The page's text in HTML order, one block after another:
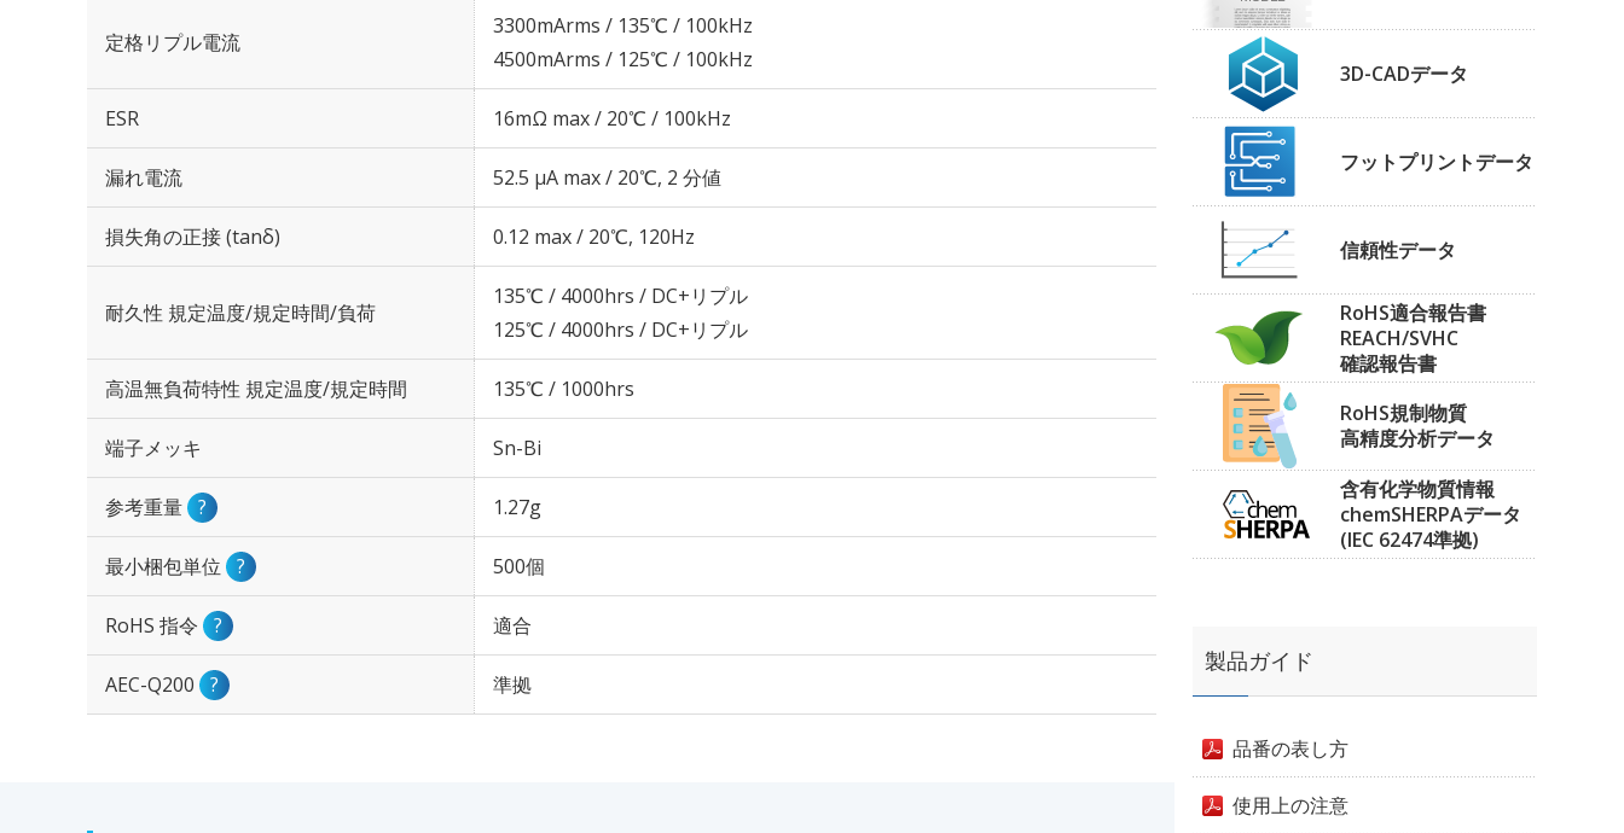
定格リプル電流
3300mArms / 135℃ / 100kHz
4500mArms / 125℃ / 100kHz
ESR 16mΩ max / 20℃ / 100kHz
漏れ電流 52.5 μA max / 20℃, 2 分値
損失角の正接 (tanδ) 0.12 max / 20℃, 120Hz
耐久性 規定温度/規定時間/負荷
135℃ / 4000hrs / DC+リプル
125℃ / 4000hrs / DC+リプル
高温無負荷特性 規定温度/規定時間 135℃ / 1000hrs
端子メッキ Sn-Bi
参考重量 ? 1.27g
最小梱包単位 ? 500個
RoHS 指令 ? 適合
AEC-Q200 ? 準拠
3D-CADデータ
フットプリントデータ
信頼性データ
RoHS適合報告書
REACH/SVHC
確認報告書
RoHS規制物質
高精度分析データ
含有化学物質情報
chemSHERPAデータ
(IEC 62474準拠)
製品ガイド
品番の表し方
使用上の注意